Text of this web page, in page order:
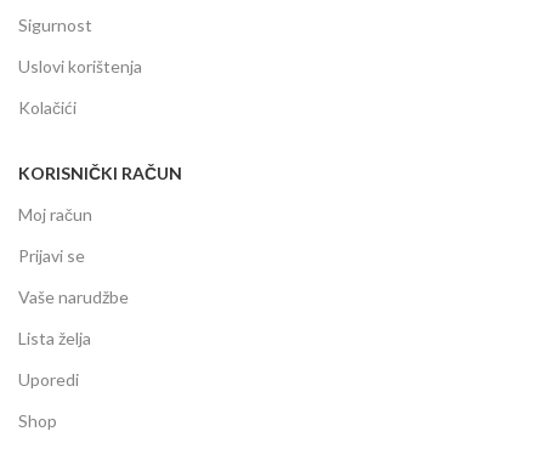
Sigurnost
Uslovi korištenja
Kolačići
KORISNIČKI RAČUN
Moj račun
Prijavi se
Vaše narudžbe
Lista želja
Uporedi
Shop